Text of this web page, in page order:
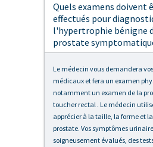
Quels examens doivent
effectués pour
l'hypertrophie bénigne
prostate
Le médecin vous demandera
médicaux et fera un examen
notamment un examen de la
toucher rectal . Le médecin
apprécier à la taille, la forme et
prostate. Vos symptômes
soigneusement évalués, des